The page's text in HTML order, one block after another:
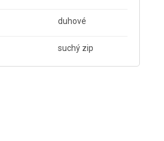
duhové
suchý zip